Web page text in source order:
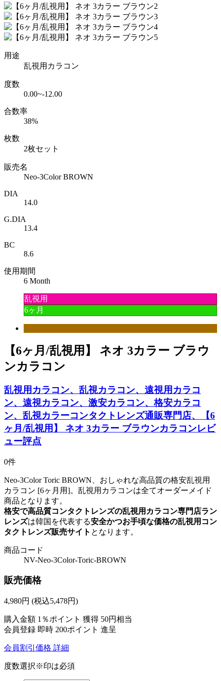
用途
乱視用カラコン
度数
0.00~-12.00
合数率
38%
枚数
2枚セット
販売名
Neo-3Color BROWN
DIA
14.0
G.DIA
13.4
BC
8.6
使用期間
6 Month
乱視用
6ヶ月
【6ヶ月/乱視用】 ネオ 3カラー ブラウ
ンカラコン
乱視用カラコン、乱視カラコン、遠視用カラコ
ン、遠視カラコン、激安カラコン、格安カラコ
ン、乱視カラーコンタクトレンズ通販専門店、【6
ヶ月/乱視用】 ネオ 3カラー ブラウンカラコンレビ
ュー評点
0件
Neo-3Color Toric BROWN、おしゃれな高品質の格安乱視用
カラコン [6ヶ月用]。乱視用カラコンは全てオーダーメイド
商品となります。
格安で高品質コンタクトレンズの乱視用カラコン専門店ラン
レンズは韓国を代表する安全かつお手頃な価格の乱視用コン
タクトレンズ販売サイト となります。
商品コード
NV-Neo-3Color-Toric-BROWN
販売価格
4,980円 (税込5,478円)
購入金額 1％ポイント 獲得 50円相当
会員登録 即時 200ポイント 進呈
会員割引価格 詳細
度数選択※印は必須